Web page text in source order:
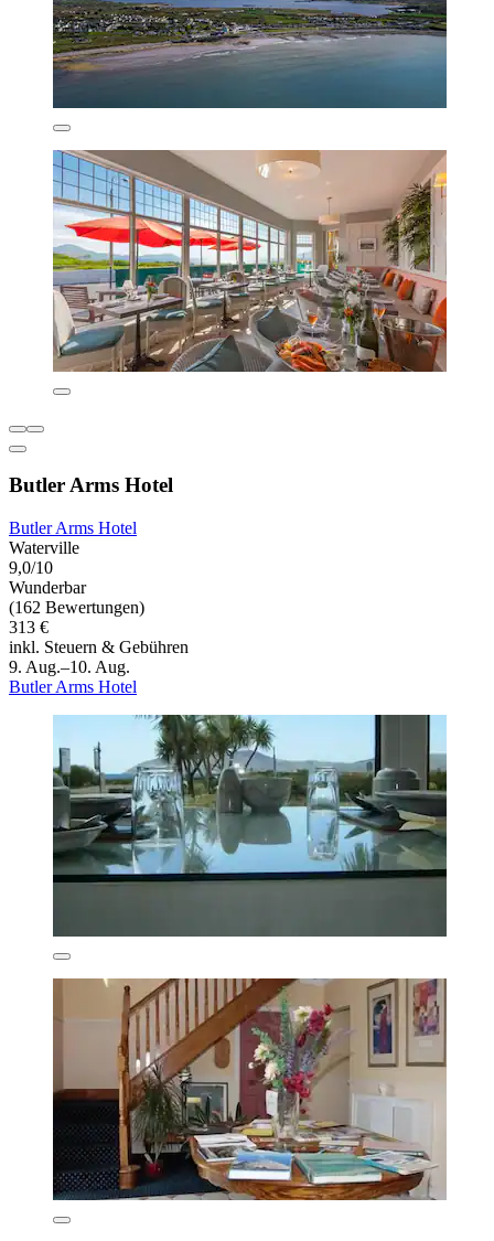
Butler Arms Hotel
Butler Arms Hotel
Waterville
9,0/10
Wunderbar
(162 Bewertungen)
313 €
inkl. Steuern & Gebühren
9. Aug.–10. Aug.
Butler Arms Hotel